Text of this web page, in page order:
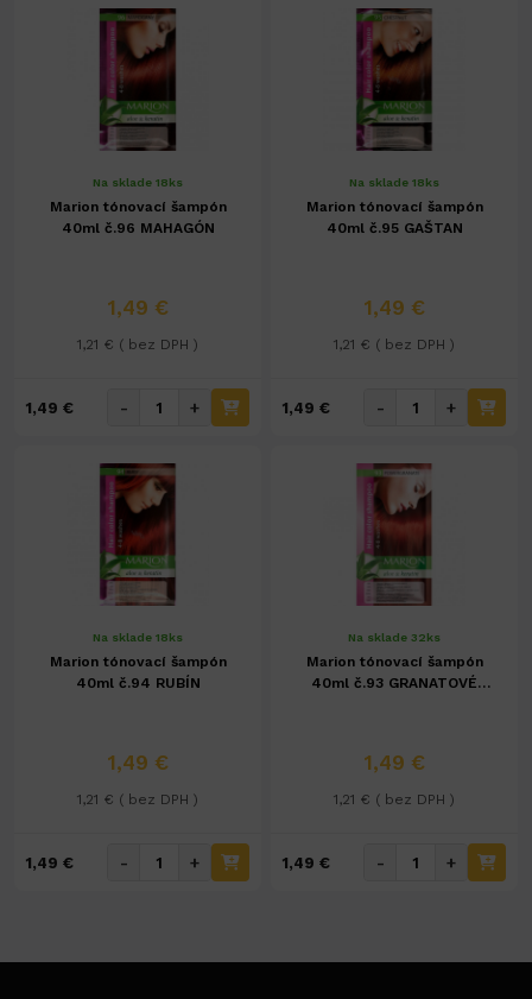
Na sklade 18ks
Marion tónovací šampón
40ml č.96 MAHAGÓN
1,49 €
1,21 € ( bez DPH )
1,49 € - +
Na sklade 18ks
Marion tónovací šampón
40ml č.95 GAŠTAN
1,49 €
1,21 € ( bez DPH )
1,49 € - +
Na sklade 18ks
Marion tónovací šampón
40ml č.94 RUBÍN
1,49 €
1,21 € ( bez DPH )
1,49 € - +
Na sklade 32ks
Marion tónovací šampón
40ml č.93 GRANATOVÉ
1,49 €
1,21 € ( bez DPH )
1,49 € - +